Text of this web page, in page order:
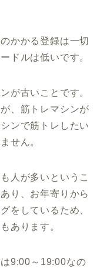
かかる登録は一切
ドルは低いです。
が古いことです。
、筋トレマシンが
ンで筋トレしたい
せん。
人が多いというこ
り、お年寄りから
をしているため、
あります。
9:00～19:00なの